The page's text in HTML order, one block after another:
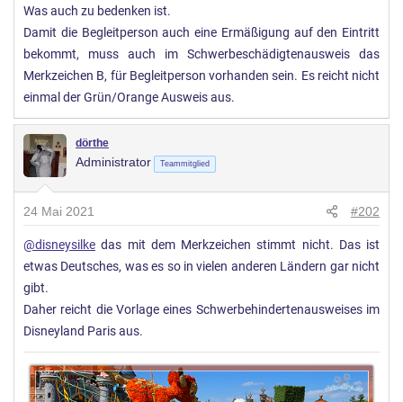
Was auch zu bedenken ist.
Damit die Begleitperson auch eine Ermäßigung auf den Eintritt
bekommt, muss auch im Schwerbeschädigtenausweis das
Merkzeichen B, für Begleitperson vorhanden sein. Es reicht nicht
einmal der Grün/Orange Ausweis aus.
dörthe
Administrator Teammitglied
24 Mai 2021 #202
@disneysilke das mit dem Merkzeichen stimmt nicht. Das ist
etwas Deutsches, was es so in vielen anderen Ländern gar nicht
gibt.
Daher reicht die Vorlage eines Schwerbehindertenausweises im
Disneyland Paris aus.